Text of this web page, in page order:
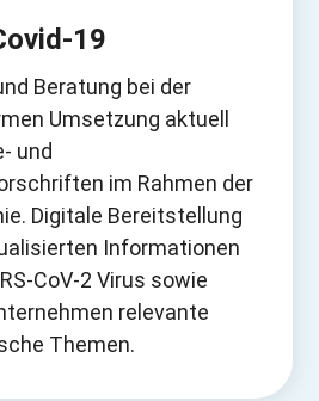
19
Beratung bei der
Umsetzung aktuell
und
im Rahmen der
Digitale Bereitstellung
Informationen
CoV-2 Virus sowie
relevante
Themen.